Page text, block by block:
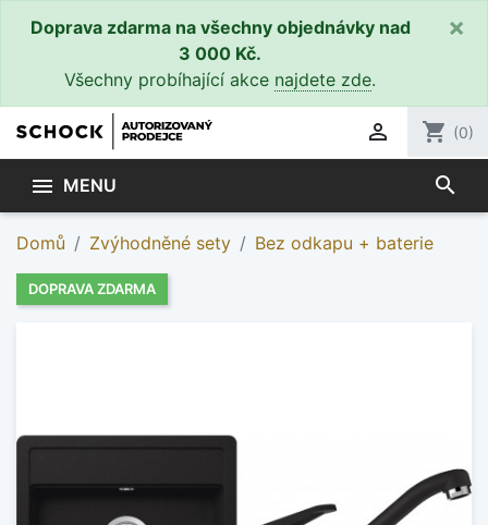
Doprava zdarma na všechny objednávky nad
3 000 Kč.
Všechny probíhající akce najdete zde.
×
 shopping_cart (0)
 MENU search
Domů Zvýhodněné sety Bez odkapu + baterie
DOPRAVA ZDARMA